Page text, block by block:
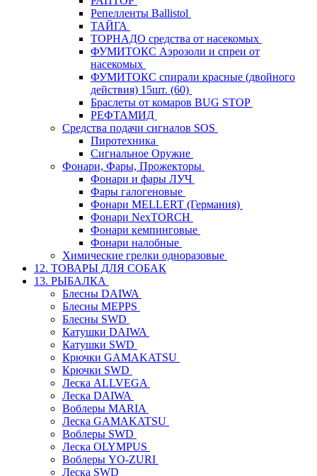
Репелленты Ballistol
ТАЙГА
ТОРНАДО средства от насекомых
ФУМИТОКС Аэрозоли и спреи от
насекомых
ФУМИТОКС спирали красные (двойного
действия) 15шт. (60)
Браслеты от комаров BUG STOP
РЕФТАМИД
Средства подачи сигналов SOS
Пиротехника
Сигнальное Оружие
Фонари, Фары, Прожекторы
Фонари и фары ЛУЧ
Фары галогеновые
Фонари MELLERT (Германия)
Фонари NexTORCH
Фонари кемпинговые
Фонари налобные
Химические грелки одноразовые
12. ТОВАРЫ ДЛЯ СОБАК
13. РЫБАЛКА
Блесны DAIWA
Блесны MEPPS
Блесны SWD
Катушки DAIWA
Катушки SWD
Крючки GAMAKATSU
Крючки SWD
Леска ALLVEGA
Леска DAIWA
Воблеры MARIA
Леска GAMAKATSU
Воблеры SWD
Леска OLYMPUS
Воблеры YO-ZURI
Леска SWD